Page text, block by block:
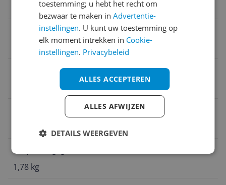
Naam verantwoordelijke marktdeelnemer in de EU
Steamy Products B.V.
Verpakking lengte
Verpakking breedte
30,3 cm
Verpakkingsgewicht
1,78 kg
toestemming; u hebt het recht om
bezwaar te maken inAdvertentie-
instellingen. U kunt uw toestemming op
elk moment intrekken in Cookie-
instellingen. Privacybeleid
ALLES ACCEPTEREN
ALLES AFWIJZEN
DETAILS WEERGEVEN